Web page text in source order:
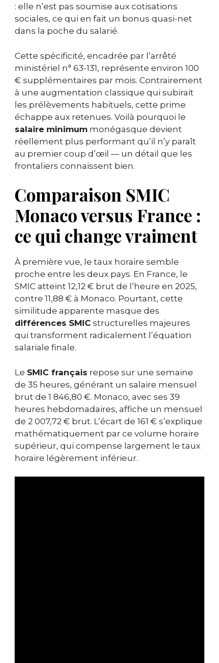
: elle n’est pas soumise aux cotisations
sociales, ce qui en fait un bonus quasi-net
dans la poche du salarié.
Cette spécificité, encadrée par l’arrêté
ministériel n° 63-131, représente environ 100
€ supplémentaires par mois. Contrairement
à une augmentation classique qui subirait
les prélèvements habituels, cette prime
échappe aux retenues. Voilà pourquoi le
salaire minimum monégasque devient
réellement plus performant qu’il n’y paraît
au premier coup d’œil — un détail que les
frontaliers connaissent bien.
Comparaison SMIC
Monaco versus France :
ce qui change vraiment
À première vue, le taux horaire semble
proche entre les deux pays. En France, le
SMIC atteint 12,12 € brut de l’heure en 2025,
contre 11,88 € à Monaco. Pourtant, cette
similitude apparente masque des
différences SMIC structurelles majeures
qui transforment radicalement l’équation
salariale finale.
Le SMIC français repose sur une semaine
de 35 heures, générant un salaire mensuel
brut de 1 846,80 €. Monaco, avec ses 39
heures hebdomadaires, affiche un mensuel
de 2 007,72 € brut. L’écart de 161 € s’explique
mathématiquement par ce volume horaire
supérieur, qui compense largement le taux
horaire légèrement inférieur.